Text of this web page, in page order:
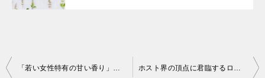
投
「若い女性特有の甘い香り」を香水なしでカンタンにまとう方法 ホスト界の頂点に君臨するローランド様はエルメスの香り